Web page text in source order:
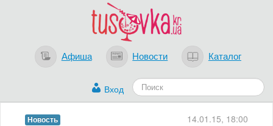
Афиша Новости Каталог
Вход
14.01.15, 18:00
Новость